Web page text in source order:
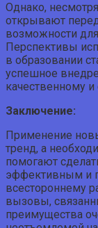
Однако,
открывают
возможности
Перспективы
в образовании
успешное
качественному
Заключение:
Применение
тренд, а
помогают
эффективным и
всестороннему
вызовы,
преимущества